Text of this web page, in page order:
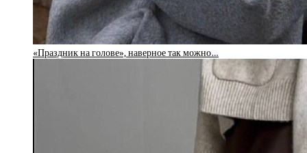
«Праздник на голове», наверное так можно…